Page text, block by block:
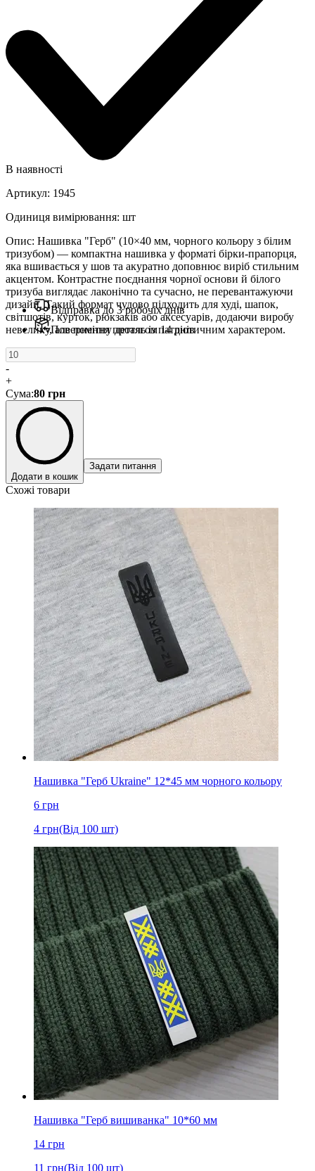
В наявності
Артикул: 1945
Одиниця вимірювання: шт
Опис: Нашивка "Герб" (10×40 мм, чорного кольору з білим
тризубом) — компактна нашивка у форматі бірки-прапорця,
яка вшивається у шов та акуратно доповнює виріб стильним
акцентом. Контрастне поєднання чорної основи й білого
тризуба виглядає лаконічно та сучасно, не перевантажуючи
дизайн. Такий формат чудово підходить для худі, шапок,
світшотів, курток, рюкзаків або аксесуарів, додаючи виробу
невелику, але помітну деталь із патріотичним характером.
Відправка до 3 робочіх днів
Повернення протягом 14 днів
-
+
Сума:80 грн
Додати в кошик
Задати питання
Схожі товари
Нашивка "Герб Ukraine" 12*45 мм чорного кольору
6 грн
4 грн(Від 100 шт)
Нашивка "Герб вишиванка" 10*60 мм
14 грн
11 грн(Від 100 шт)